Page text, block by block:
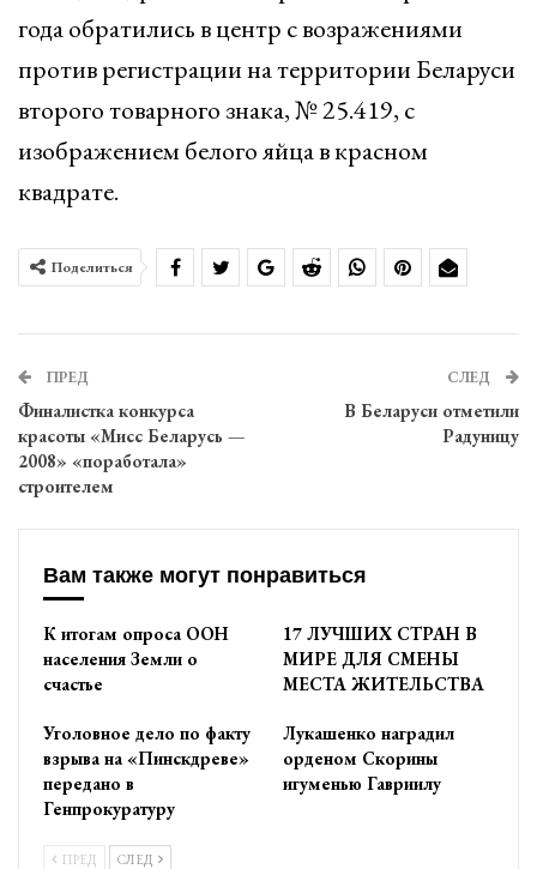
года обратились в центр с возражениями
против регистрации на территории Беларуси
второго товарного знака, № 25.419, с
изображением белого яйца в красном
квадрате.
Поделиться
ПРЕД
Финалистка конкурса
красоты «Мисс Беларусь —
2008» «поработала»
строителем
СЛЕД
В Беларуси отметили
Радуницу
Вам также могут понравиться
К итогам опроса ООН
населения Земли о
счастье
17 ЛУЧШИХ СТРАН В
МИРЕ ДЛЯ СМЕНЫ
МЕСТА ЖИТЕЛЬСТВА
Уголовное дело по факту
взрыва на «Пинскдреве»
передано в
Генпрокуратуру
Лукашенко наградил
орденом Скорины
игуменью Гавриилу
ПРЕД СЛЕД